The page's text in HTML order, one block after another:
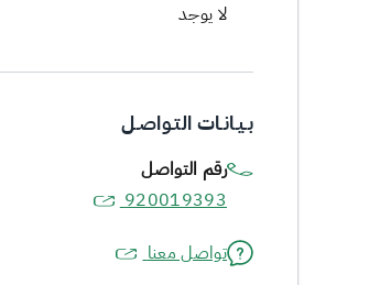
لا يوجد
بـيـانـات التـواصـل
رقم التواصل
920019393
تواصل معنا